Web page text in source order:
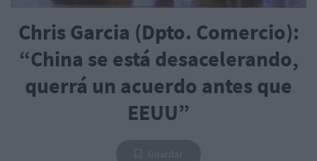
Chris Garcia (Dpto. Comercio):
“China se está desacelerando,
querrá un acuerdo antes que
EEUU”